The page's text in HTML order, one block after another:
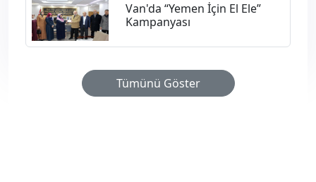
Van'da “Yemen İçin El Ele”
Kampanyası
Tümünü Göster